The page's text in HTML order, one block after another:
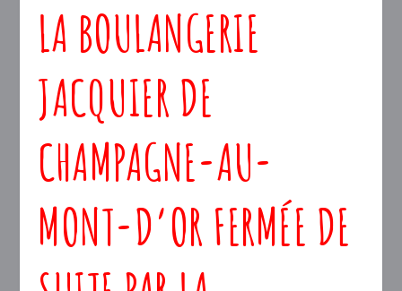
LA BOULANGERIE
JACQUIER DE
CHAMPAGNE-AU-
MONT-D’OR FERMÉE DE